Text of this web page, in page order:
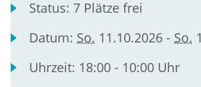
Status:7 Plätze frei
Datum: So. 11.10.2026 - So.
Uhrzeit: 18:00 - 10:00 Uhr